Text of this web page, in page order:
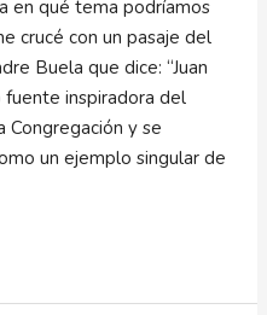
en qué tema podríamos
crucé con un pasaje del
Buela que dice: “Juan
fuente inspiradora del
y se
un ejemplo singular de